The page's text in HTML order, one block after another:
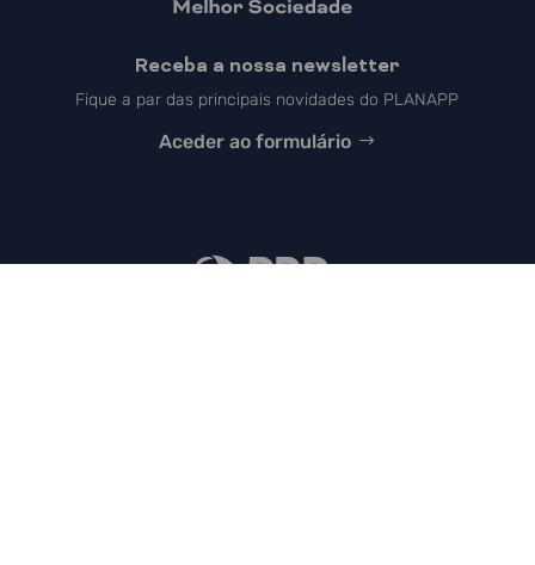
Receba a nossa newsletter
Fique a par das principais novidades do PLANAPP
Aceder ao formulário